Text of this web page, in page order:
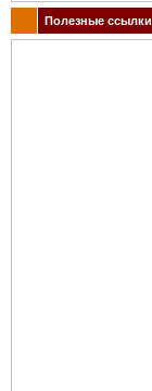
Полезные ссылки